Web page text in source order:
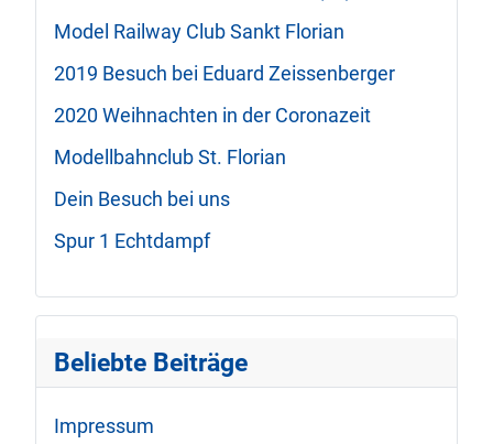
Model Railway Club Sankt Florian
2019 Besuch bei Eduard Zeissenberger
2020 Weihnachten in der Coronazeit
Modellbahnclub St. Florian
Dein Besuch bei uns
Spur 1 Echtdampf
Beliebte Beiträge
Impressum